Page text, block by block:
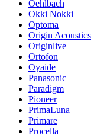
Oehlbach
Okki Nokki
Optoma
Origin Acoustics
Originlive
Ortofon
Oyaide
Panasonic
Paradigm
Pioneer
PrimaLuna
Primare
Procella